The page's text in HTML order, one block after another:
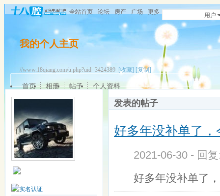
全站首页 论坛 房产 广场 更多 用户
我的个人主页
//www.18qiang.com/u.php?uid=3424389 [收藏] [复制]
首页 相册 帖子 个人资料
发表的帖子
好多年没补单了
2021-06-30 - 回
好多年没补单了